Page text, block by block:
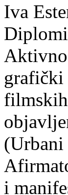
Iva
grafički
i